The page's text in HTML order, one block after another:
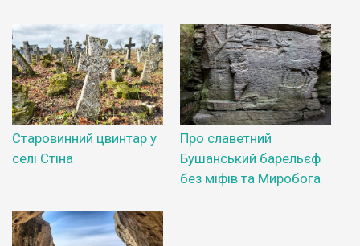
Старовинний цвинтар у
селі Стіна
Про славетний
Бушанський барельєф
без міфів та Миробога